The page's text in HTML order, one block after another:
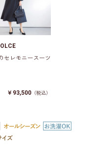
セレモニースーツ
￥93,500 （税込）